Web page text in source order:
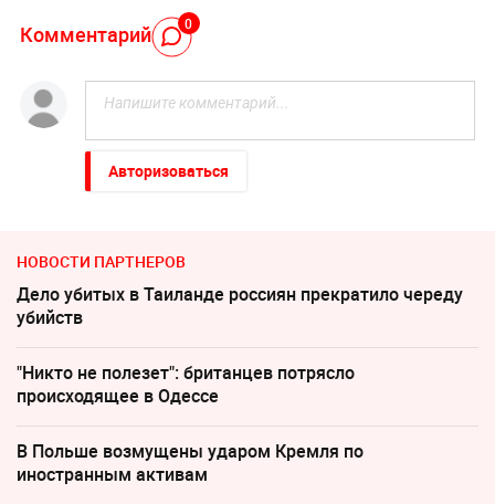
Комментарий 0
Авторизоваться
НОВОСТИ ПАРТНЕРОВ
Дело убитых в Таиланде россиян прекратило череду
убийств
"Никто не полезет": британцев потрясло
происходящее в Одессе
В Польше возмущены ударом Кремля по
иностранным активам